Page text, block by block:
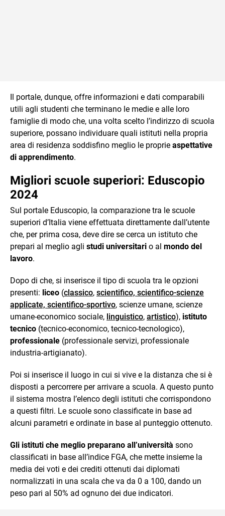
Il portale, dunque, offre informazioni e dati comparabili
utili agli studenti che terminano le medie e alle loro
famiglie di modo che, una volta scelto l’indirizzo di scuola
superiore, possano individuare quali istituti nella propria
area di residenza soddisfino meglio le proprie aspettative
di apprendimento.
Migliori scuole superiori: Eduscopio
2024
Sul portale Eduscopio, la comparazione tra le scuole
superiori d’Italia viene effettuata direttamente dall’utente
che, per prima cosa, deve dire se cerca un istituto che
prepari al meglio agli studi universitari o al mondo del
lavoro.
Dopo di che, si inserisce il tipo di scuola tra le opzioni
presenti: liceo (classico, scientifico, scientifico-scienze
applicate, scientifico-sportivo, scienze umane, scienze
umane-economico sociale, linguistico, artistico), istituto
tecnico (tecnico-economico, tecnico-tecnologico),
professionale (professionale servizi, professionale
industria-artigianato).
Poi si inserisce il luogo in cui si vive e la distanza che si è
disposti a percorrere per arrivare a scuola. A questo punto
il sistema mostra l’elenco degli istituti che corrispondono
a questi filtri. Le scuole sono classificate in base ad
alcuni parametri e ordinate in base al punteggio ottenuto.
Gli istituti che meglio preparano all’università sono
classificati in base all’indice FGA, che mette insieme la
media dei voti e dei crediti ottenuti dai diplomati
normalizzati in una scala che va da 0 a 100, dando un
peso pari al 50% ad ognuno dei due indicatori.